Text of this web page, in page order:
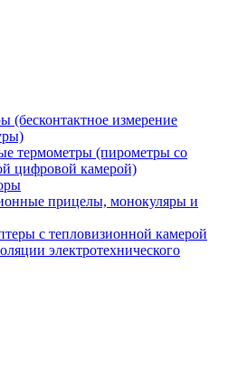
(бесконтактное измерение
термометры (пирометры со
цифровой камерой)
прицелы, монокуляры и
с тепловизионной камерой
электротехнического